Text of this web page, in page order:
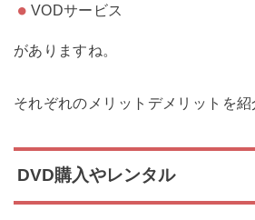
VODサービス
がありますね。
それぞれのメリットデメリットを紹
DVD購入やレンタル